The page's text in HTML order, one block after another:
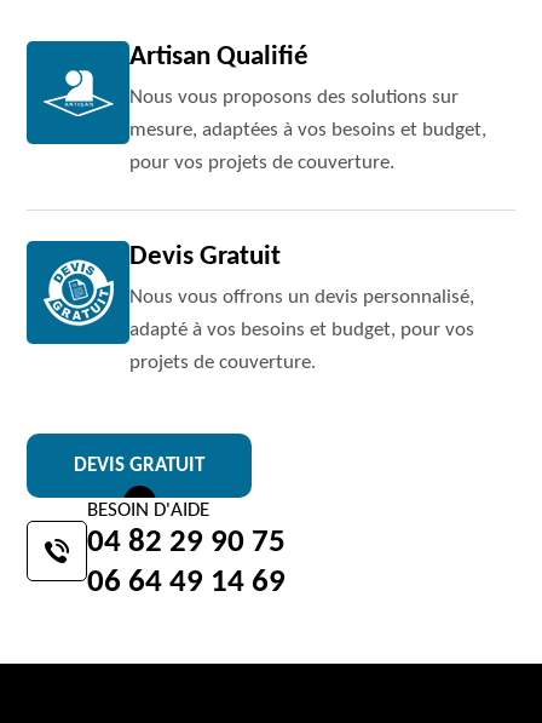
Artisan Qualifié
Nous vous proposons des solutions sur
mesure, adaptées à vos besoins et budget,
pour vos projets de couverture.
Devis Gratuit
Nous vous offrons un devis personnalisé,
adapté à vos besoins et budget, pour vos
projets de couverture.
DEVIS GRATUIT
BESOIN D'AIDE
04 82 29 90 75
06 64 49 14 69